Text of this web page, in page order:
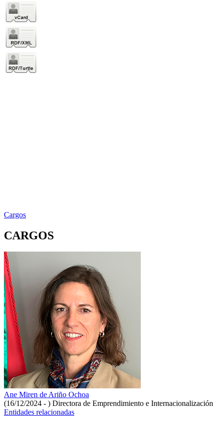
Cargos
CARGOS
Ane Miren de Ariño Ochoa
(16/12/2024 - ) Directora de Emprendimiento e Internacionalización
Entidades relacionadas